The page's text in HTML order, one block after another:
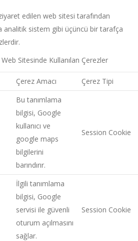
edilen web sitesi tarafından
analitik sistem gibi üçüncü bir tarafça
Sitesinde Kullanılan Çerezler
Çerez Amacı Çerez Tipi
Bu tanımlama
bilgisi, Google
kullanıcı ve
google maps
bilgilerini
barındırır.
Session Cookie
İlgili tanımlama
bilgisi, Google
servisi ile güvenli
oturum açılmasını
sağlar.
Session Cookie